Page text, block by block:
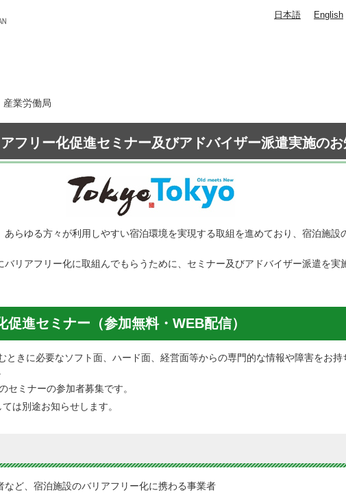
日本語 English
業労働局
フリー化促進セミナー及びアドバイザー派遣実施の
らゆる方々が利用しやすい宿泊環境を実現する取組を進めており、宿泊施設
リアフリー化に取組んでもらうために、セミナー及びアドバイザー派遣を実
進セミナー（参加無料・WEB配信）
ときに必要なソフト面、ハード面、経営面等からの専門的な情報や障害をお
セミナーの参加者募集です。
は別途お知らせします。
ど、宿泊施設のバリアフリー化に携わる事業者